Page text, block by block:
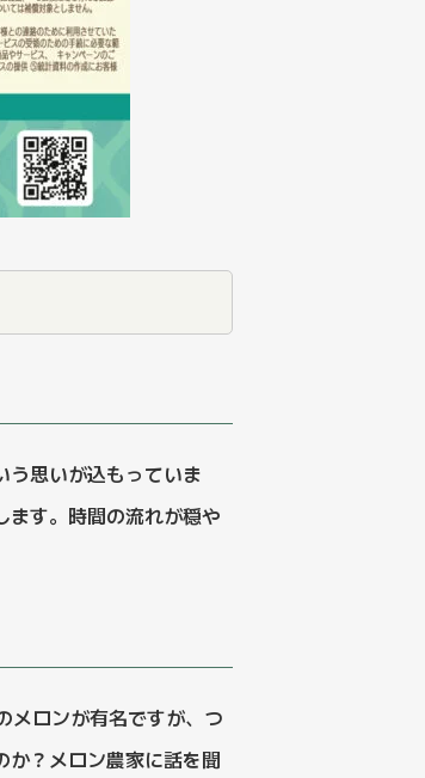
う思いが込もっていま
ます。時間の流れが穏や
メロンが有名ですが、つ
か？メロン農家に話を聞